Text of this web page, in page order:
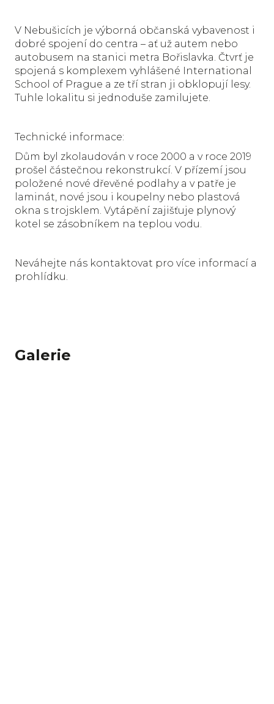
V Nebušicích je výborná občanská vybavenost i
dobré spojení do centra – ať už autem nebo
autobusem na stanici metra Bořislavka. Čtvrť je
spojená s komplexem vyhlášené International
School of Prague a ze tří stran ji obklopují lesy.
Tuhle lokalitu si jednoduše zamilujete.
Technické informace:
Dům byl zkolaudován v roce 2000 a v roce 2019
prošel částečnou rekonstrukcí. V přízemí jsou
položené nové dřevěné podlahy a v patře je
laminát, nové jsou i koupelny nebo plastová
okna s trojsklem. Vytápění zajišťuje plynový
kotel se zásobníkem na teplou vodu.
Neváhejte nás kontaktovat pro více informací a
prohlídku.
Galerie